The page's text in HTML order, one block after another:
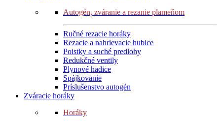
Autogén, zváranie a rezanie plameňom
Ručné rezacie horáky
Rezacie a nahrievacie hubice
Poistky a suché predlohy
Redukčné ventily
Plynové hadice
Spájkovanie
Príslušenstvo autogén
Zváracie horáky
Horáky